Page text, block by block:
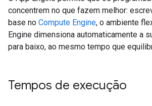
concentrem no que fazem melhor:
base no Compute Engine, o ambiente
Engine dimensiona automaticamente a
para baixo, ao mesmo tempo que
Tempos de execução